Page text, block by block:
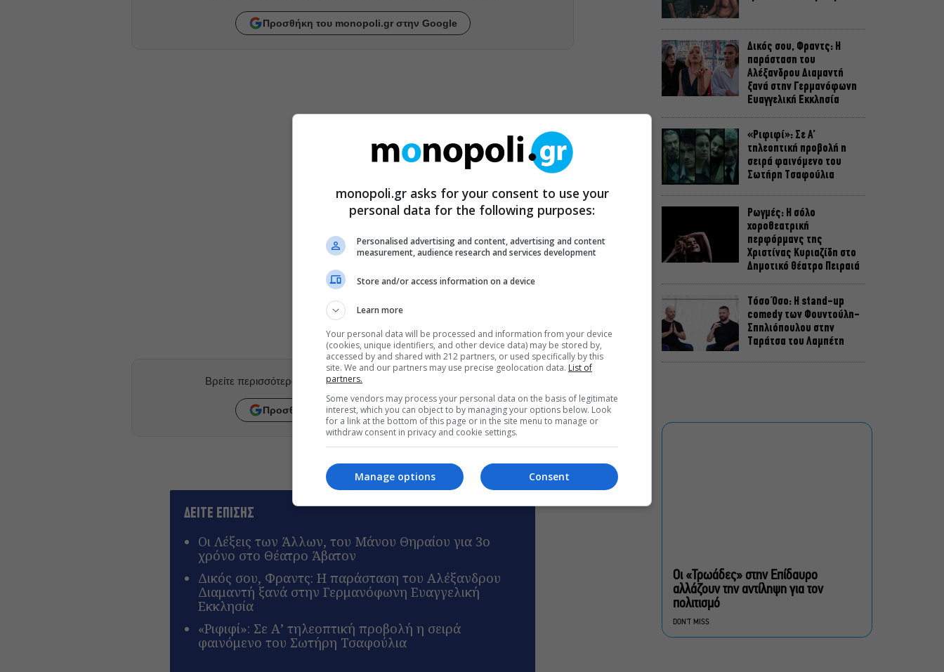
Προσθήκη του monopoli.gr στην Google
Βρείτε περισσότερα άρθρα μας στα αποτελέσματα αναζητησης
Προσθήκη του monopoli.gr στην Google
ΔΕΙΤΕ ΕΠΙΣΗΣ
Οι Λέξεις των Άλλων, του Μάνου Θηραίου για 3ο
χρόνο στο Θέατρο Άβατον
Δικός σου, Φραντς: Η παράσταση του Αλέξανδρου
Διαμαντή ξανά στην Γερμανόφωνη Ευαγγελική
Εκκλησία
«Ριφιφί»: Σε Α’ τηλεοπτική προβολή η σειρά
φαινόμενο του Σωτήρη Τσαφούλια
Δικός σου, Φραντς: Η
παράσταση του
Αλέξανδρου Διαμαντή
ξανά στην Γερμανόφωνη
Ευαγγελική Εκκλησία
«Ριφιφί»: Σε Α’
τηλεοπτική προβολή η
σειρά φαινόμενο του
Σωτήρη Τσαφούλια
Ρωγμές: Η σόλο
χοροθεατρική
περφόρμανς της
Χριστίνας Κυριαζίδη στο
Δημοτικό Θέατρο Πειραιά
Τόσο Όσο: Η stand-up
comedy των Φουντούλη-
Σπηλιόπουλου στην
Ταράτσα του Λαμπέτη
σινεμά στην Ταράτσα του
Πρόστιμα έως 73.000€ για
αυθαίρετες καταλήψεις
Πέντε διηγήματα του
Οι «Τρωάδες» στην Επίδαυρο
αλλάζουν την αντίληψη για τον
πολιτισμό
DON'T MISS
monopoli.gr asks for your consent to use your
personal data for the following purposes:
Personalised advertising and content, advertising and content
measurement, audience research and services development
Store and/or access information on a device
Learn more
Your personal data will be processed and information from your device
(cookies, unique identifiers, and other device data) may be stored by,
accessed by and shared with 212 partners, or used specifically by this
site. We and our partners may use precise geolocation data. List of
partners.
Some vendors may process your personal data on the basis of legitimate
interest, which you can object to by managing your options below. Look
for a link at the bottom of this page or in the site menu to manage or
withdraw consent in privacy and cookie settings.
Consent
Manage options